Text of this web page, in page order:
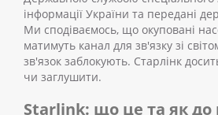
інформації України та передані
Ми сподіваємось, що окуповані
матимуть канал для зв'язку зі
зв'язок заблокують. Старлінк
чи заглушити.
Starlink: що це та як